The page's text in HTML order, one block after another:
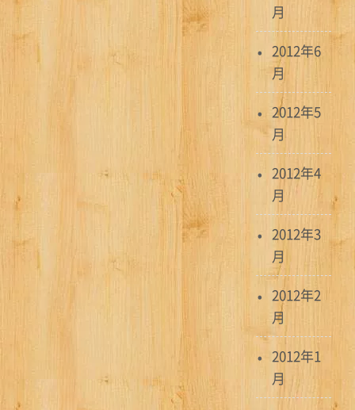
月
2012年6
月
2012年5
月
2012年4
月
2012年3
月
2012年2
月
2012年1
月